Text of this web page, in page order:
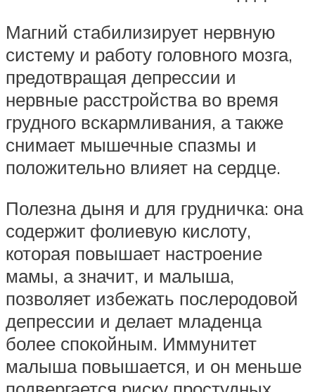
Магний стабилизирует нервную
систему и работу головного мозга,
предотвращая депрессии и
нервные расстройства во время
грудного вскармливания, а также
снимает мышечные спазмы и
положительно влияет на сердце.
Полезна дыня и для грудничка: она
содержит фолиевую кислоту,
которая повышает настроение
мамы, а значит, и малыша,
позволяет избежать послеродовой
депрессии и делает младенца
более спокойным. Иммунитет
малыша повышается, и он меньше